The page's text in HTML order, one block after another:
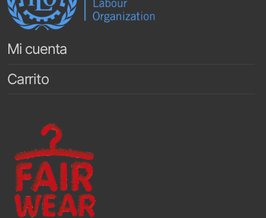
Mi cuenta
Carrito